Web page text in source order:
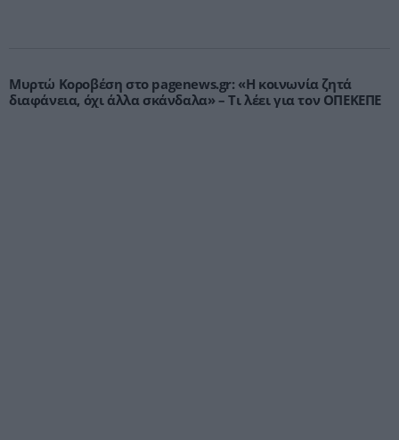
Μυρτώ Κοροβέση στο pagenews.gr: «Η κοινωνία ζητά
διαφάνεια, όχι άλλα σκάνδαλα» – Τι λέει για τον ΟΠΕΚΕΠΕ